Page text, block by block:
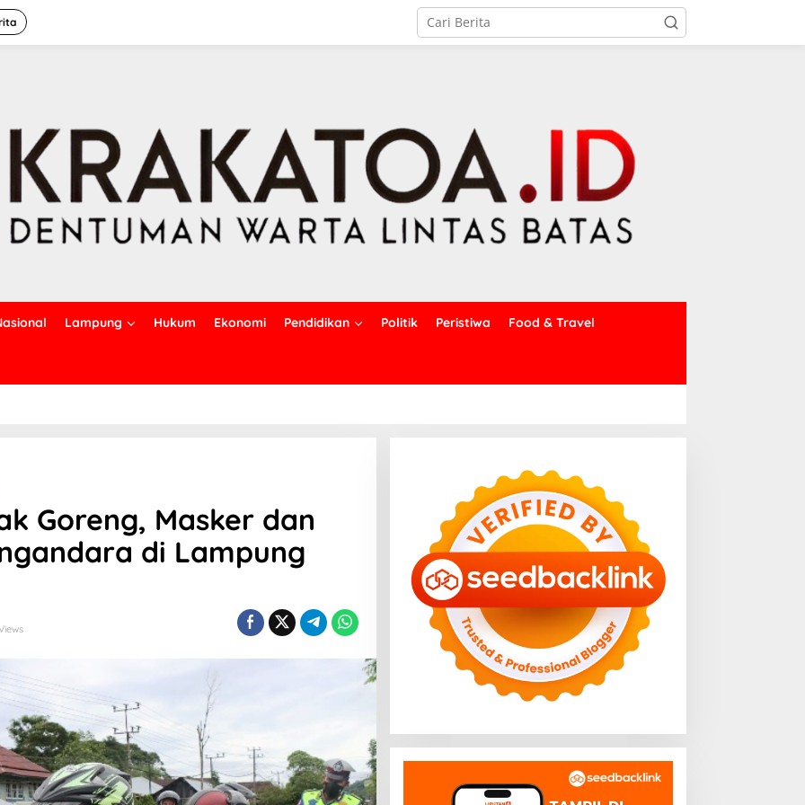
Lampung Hukum Ekonomi Pendidikan Politik Peristiwa Food & Travel
Goreng, Masker dan
di Lampung